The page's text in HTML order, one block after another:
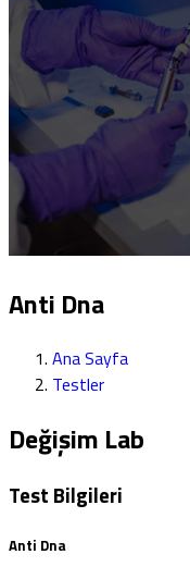
Anti Dna
Ana Sayfa
Testler
Değişim Lab
Test Bilgileri
Anti Dna